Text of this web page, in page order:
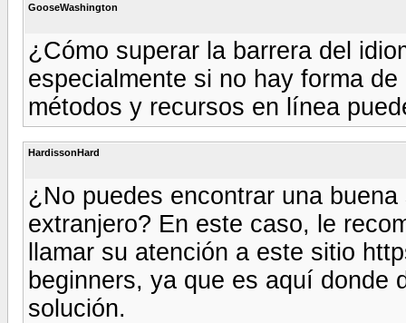
GooseWashington
¿Cómo superar la barrera del
especialmente si no hay forma
métodos y recursos en línea
HardissonHard
¿No puedes encontrar una
extranjero? En este caso, le
llamar su atención a este sitio
beginners, ya que es aquí donde
solución.